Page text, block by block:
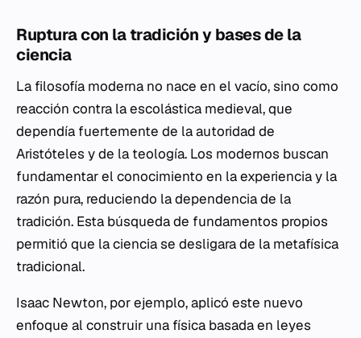
Ruptura con la tradición y bases de la
ciencia
La filosofía moderna no nace en el vacío, sino como
reacción contra la escolástica medieval, que
dependía fuertemente de la autoridad de
Aristóteles y de la teología. Los modernos buscan
fundamentar el conocimiento en la experiencia y la
razón pura, reduciendo la dependencia de la
tradición. Esta búsqueda de fundamentos propios
permitió que la ciencia se desligara de la metafísica
tradicional.
Isaac Newton, por ejemplo, aplicó este nuevo
enfoque al construir una física basada en leyes